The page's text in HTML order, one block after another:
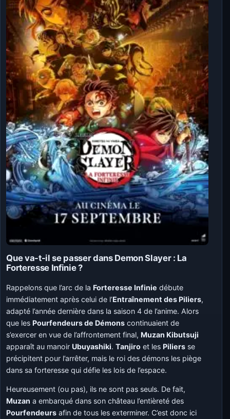
Que va-t-il se passer dans Demon Slayer : La
Forteresse Infinie ?
Rappelons que l’arc de la Forteresse Infinie débute
immédiatement après celui de l’Entraînement des Piliers,
adapté l’année dernière dans la saison 4 de l’anime. Alors
que les Pourfendeurs de Démons continuaient de
s’exercer en vue de l’affrontement final, Muzan Kibutsuji
apparaît au manoir Ubuyashiki.Tanjiro et les Piliers se
précipitent pour l’arrêter, mais le roi des démons les piège
dans sa forteresse qui défie les lois de l’espace.
Heureusement (ou pas), ils ne sont pas seuls. De fait,
Muzan a embarqué dans son château l’entièreté des
Pourfendeurs afin de tous les exterminer. C’est donc ici